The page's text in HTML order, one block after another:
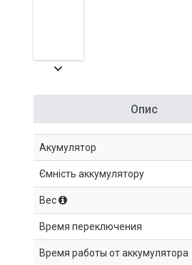
Опис
Акумулятор
Ємність аккумулятору
Вес
Время переключения
Время работы от аккумулятора